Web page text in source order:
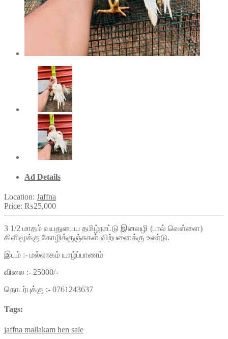
Ad Details
Location: Jaffna
Price: ₨25,000
3 1/2 மாதம் வயதுடைய தமிழ்நாட்டு இனவழி (பால் வெள்ளை)
கிளிமூக்கு கோழிக்குஞ்சுகள் விற்பனைக்கு உண்டு.
இடம் :- மல்லாகம் யாழ்ப்பாணம்
விலை :- 25000/-
தொடர்புக்கு :- 0761243637
Tags:
jaffna mallakam hen sale